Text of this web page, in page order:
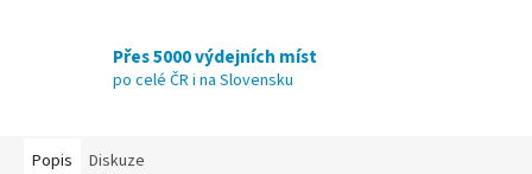
Přes 5000 výdejních míst
po celé ČR i na Slovensku
Popis Diskuze